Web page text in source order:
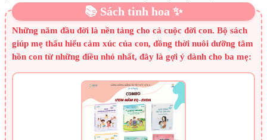
📚 Sách tinh hoa ✨
Những năm đầu đời là nền tảng cho cả cuộc đời con. Bộ sách
giúp mẹ thấu hiểu cảm xúc của con, đồng thời nuôi dưỡng tâm
hồn con từ những điều nhỏ nhất, đây là gợi ý dành cho ba mẹ: